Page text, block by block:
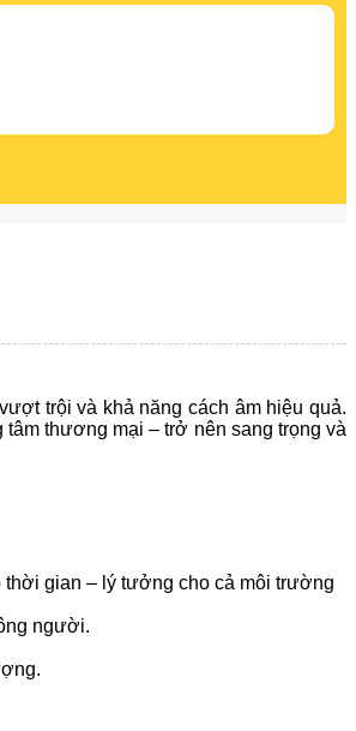
trội và khả năng cách âm hiệu quả.
thương mại – trở nên sang trọng và
thời gian – lý tưởng cho cả môi trường
người.